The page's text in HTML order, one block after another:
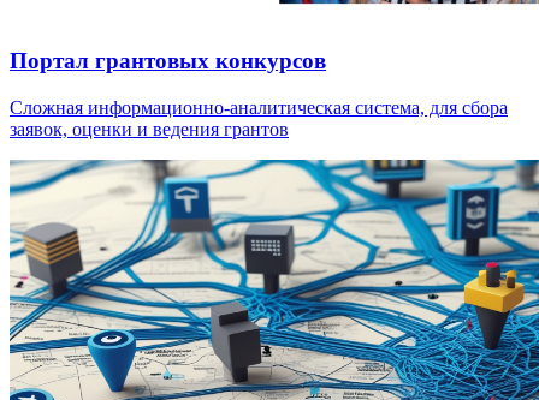
Портал грантовых конкурсов
Сложная информационно-аналитическая система, для сбора
заявок, оценки и ведения грантов